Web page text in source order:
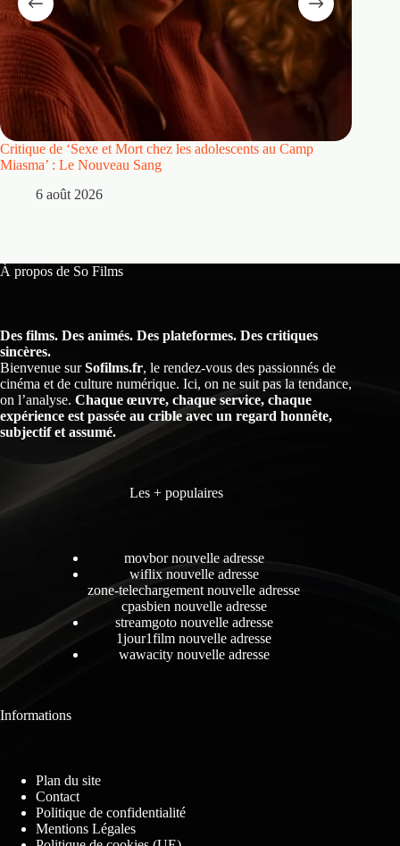
Critique de ‘Sexe et Mort chez les adolescents au Camp
Miasma’ : Le Nouveau Sang
6 août 2026
À propos de So Films
Des films. Des animés. Des plateformes. Des critiques
sincères.
Bienvenue surSofilms.fr, le rendez-vous des passionnés de
cinéma et de culture numérique. Ici, on ne suit pas la tendance,
on l’analyse. Chaque œuvre, chaque service, chaque
expérience est passée au crible avec un regard honnête,
subjectif et assumé.
Les + populaires
movbor nouvelle adresse
wiflix nouvelle adresse
zone-telechargement nouvelle adresse
cpasbien nouvelle adresse
streamgoto nouvelle adresse
1jour1film nouvelle adresse
wawacity nouvelle adresse
Informations
Plan du site
Contact
Politique de confidentialité
Mentions Légales